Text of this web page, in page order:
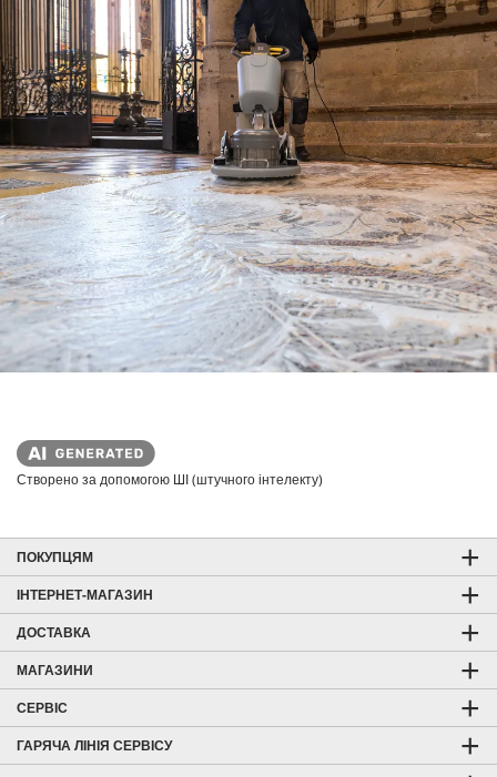
Створено за допомогою ШІ (штучного інтелекту)
ПОКУПЦЯМ
ІНТЕРНЕТ-МАГАЗИН
ДОСТАВКА
МАГАЗИНИ
СЕРВІС
ГАРЯЧА ЛІНІЯ СЕРВІСУ